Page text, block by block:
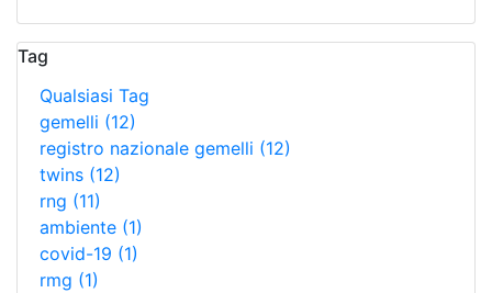
Tag
Qualsiasi Tag
gemelli (12)
registro nazionale gemelli (12)
twins (12)
rng (11)
ambiente (1)
covid-19 (1)
rmg (1)